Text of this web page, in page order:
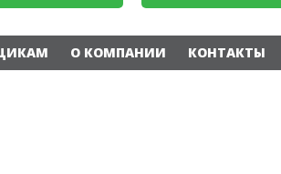
О КОМПАНИИ КОНТАКТЫ